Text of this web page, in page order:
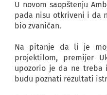
U novom saopštenju
pada nisu otkriveni i da
bio zvaničan.
Na pitanje da li je
projektilom, premijer
upozorio je da ne treba
budu poznati rezultati